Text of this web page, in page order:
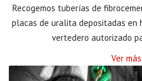
Recogemos tuberías de
placas de uralita depositadas en
vertedero autorizado
Ver